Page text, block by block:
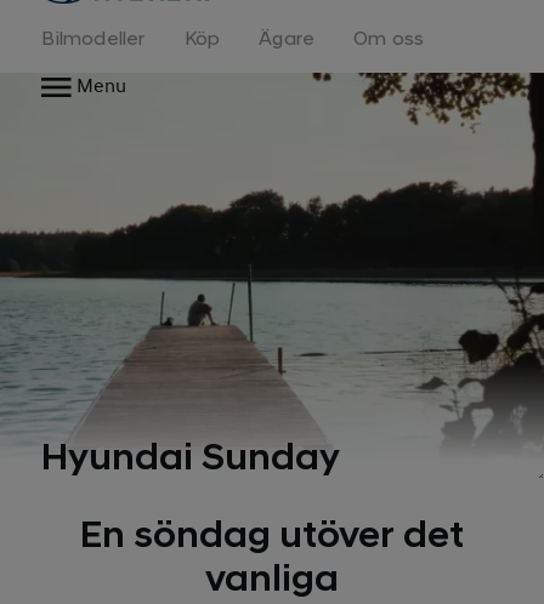
Bilmodeller Köp Ägare
Om oss
Menu
Hyundai Sunday
En söndag utöver det
vanliga